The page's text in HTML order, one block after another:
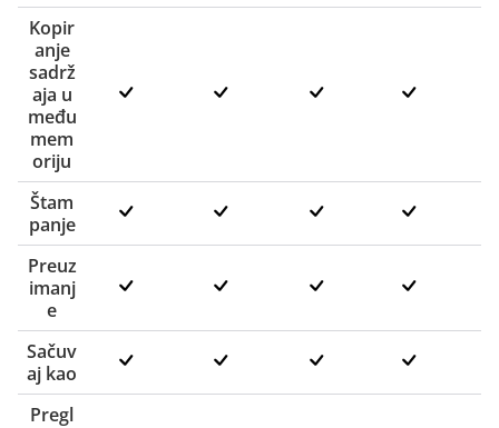
Kopir
anje
sadrž
aja u
među
mem
oriju
Štam
panje
Preuz
imanj
e
Sačuv
aj kao
Pregl